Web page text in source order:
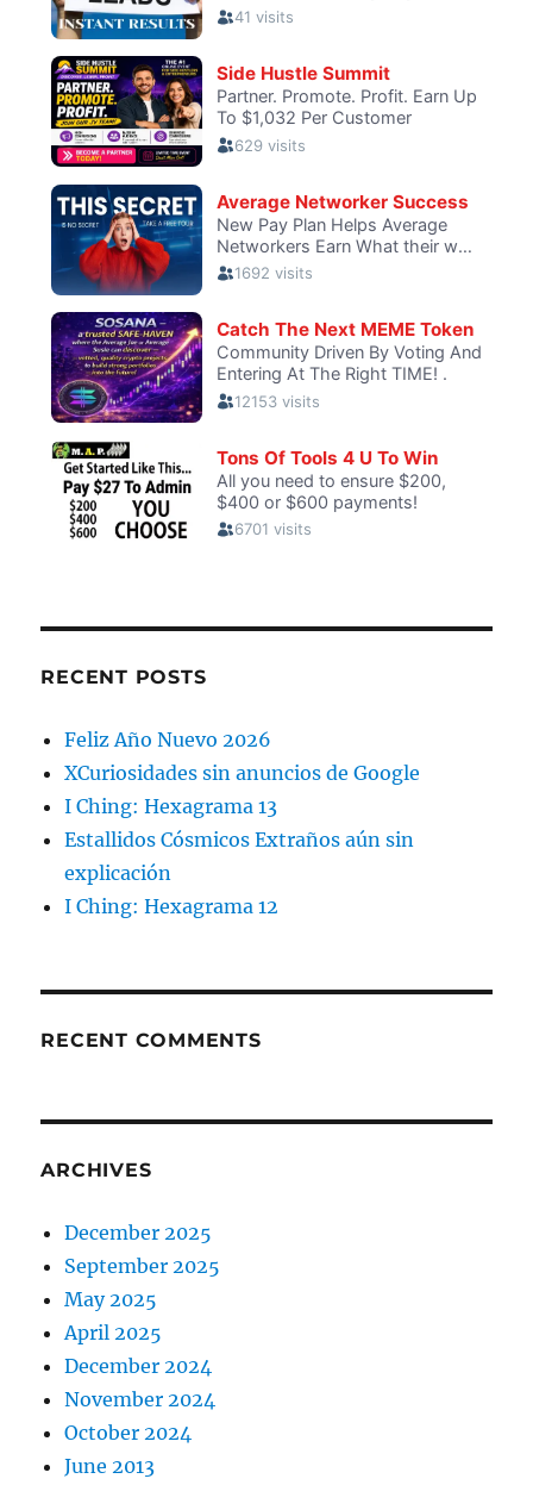
RECENT POSTS
Feliz Año Nuevo 2026
XCuriosidades sin anuncios de Google
I Ching: Hexagrama 13
Estallidos Cósmicos Extraños aún sin
explicación
I Ching: Hexagrama 12
RECENT COMMENTS
ARCHIVES
December 2025
September 2025
May 2025
April 2025
December 2024
November 2024
October 2024
June 2013